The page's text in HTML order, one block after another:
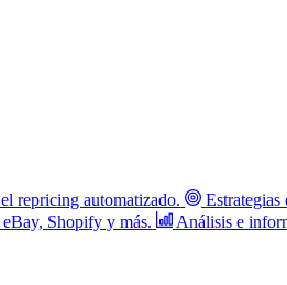
repricing automatizado. Estrategias
Shopify y más. Análisis e